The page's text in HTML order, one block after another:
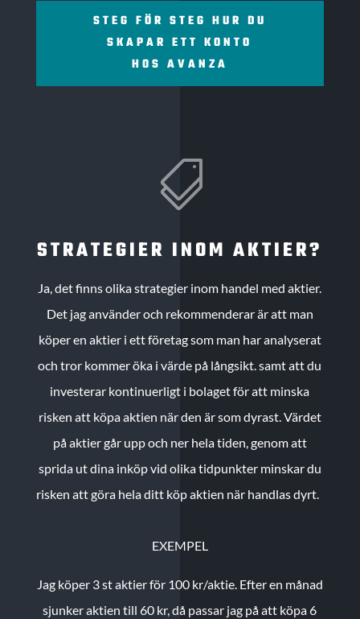
STEG FÖR STEG HUR DU
SKAPAR ETT KONTO
HOS AVANZA

STRATEGIER INOM AKTIER?
Ja, det finns olika strategier inom handel med aktier.
Det jag använder och rekommenderar är att man
köper en aktier i ett företag som man har analyserat
och tror kommer öka i värde på långsikt. samt att du
investerar kontinuerligt i bolaget för att minska
risken att köpa aktien när den är som dyrast. Värdet
på aktier går upp och ner hela tiden, genom att
sprida ut dina inköp vid olika tidpunkter minskar du
risken att göra hela ditt köp aktien när handlas dyrt.
EXEMPEL
Jag köper 3 st aktier för 100 kr/aktie. Efter en månad
sjunker aktien till 60 kr, då passar jag på att köpa 6